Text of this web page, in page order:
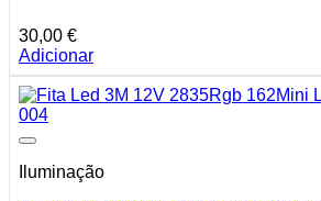
30,00 €
Adicionar
Iluminação